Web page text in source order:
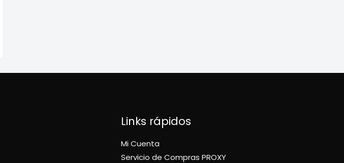
Links rápidos
Mi Cuenta
Servicio de Compras PROXY